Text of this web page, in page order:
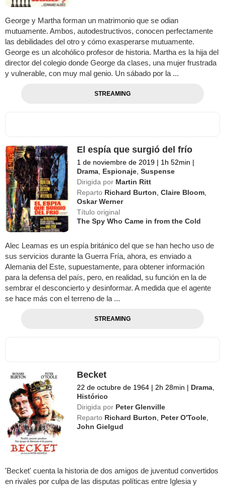
George y Martha forman un matrimonio que se odian
mutuamente. Ambos, autodestructivos, conocen perfectamente
las debilidades del otro y cómo exasperarse mutuamente.
George es un alcohólico profesor de historia. Martha es la hija del
director del colegio donde George da clases, una mujer frustrada
y vulnerable, con muy mal genio. Un sábado por la ...
STREAMING
El espía que surgió del frío
1 de noviembre de 2019 | 1h 52min |
Drama Espionaje ,Suspense
Dirigida por Martin Ritt
Reparto Richard Burton ,Claire Bloom
Oskar Werner
Título original
The Spy Who Came in from the Cold
Alec Leamas es un espía británico del que se han hecho uso de
sus servicios durante la Guerra Fría, ahora, es enviado a
Alemania del Este, supuestamente, para obtener información
para la defensa del país, pero, en realidad, su función en la de
sembrar el desconcierto y desinformar. A medida que el agente
se hace más con el terreno de la ...
STREAMING
Becket
22 de octubre de 1964 | 2h 28min | Drama
Histórico
Dirigida por Peter Glenville
Reparto Richard Burton Peter O'Toole
John Gielgud
'Becket' cuenta la historia de dos amigos de juventud convertidos
en rivales por culpa de las disputas políticas entre Iglesia y